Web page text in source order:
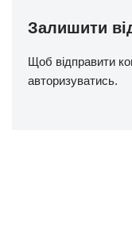
Залишити
Щоб відправити
авторизуватись.